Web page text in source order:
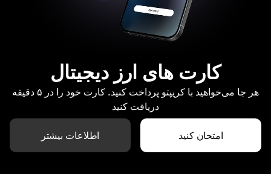
کارت های ارز دیجیتال
هر جا می‌خواهید با کریپتو پرداخت کنید. کارت خود را در ۵ دقیقه
دریافت کنید
امتحان کنید اطلاعات بیشتر